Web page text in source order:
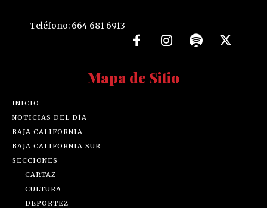
Teléfono: 664 681 6913
Mapa de Sitio
INICIO
NOTICIAS DEL DÍA
BAJA CALIFORNIA
BAJA CALIFORNIA SUR
SECCIONES
CARTAZ
CULTURA
DEPORTEZ